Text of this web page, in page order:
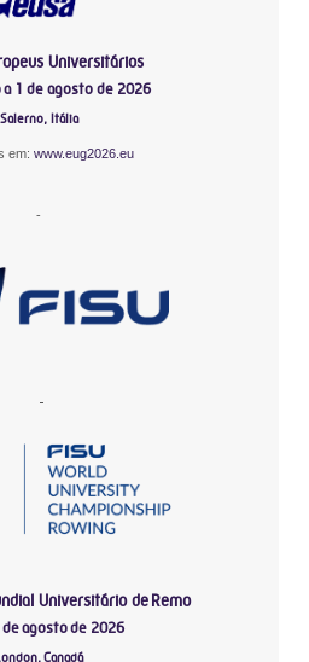
Universitários
a 1 de agosto de 2026
Salerno, Itália
em: www.eug2026.eu
-
-
Universitário de Remo
de agosto de 2026
Canadá